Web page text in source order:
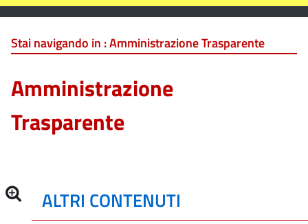
Stai navigando in :Amministrazione Trasparente
Amministrazione
Trasparente
ALTRI CONTENUTI